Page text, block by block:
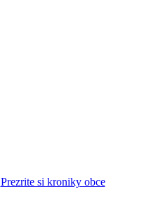
Prezrite si kroniky obce